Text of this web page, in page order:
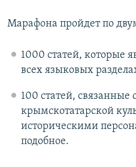
Марафона пройдет по
1000 статей, которые
всех языковых
100 статей,
крымскотатарской
историческими
подобное.